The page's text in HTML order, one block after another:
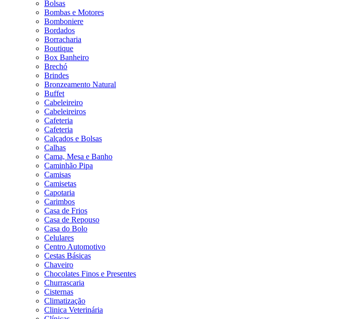
Bolsas
Bombas e Motores
Bomboniere
Bordados
Borracharia
Boutique
Box Banheiro
Brechó
Brindes
Bronzeamento Natural
Buffet
Cabeleireiro
Cabeleireiros
Cafeteria
Cafeteria
Calçados e Bolsas
Calhas
Cama, Mesa e Banho
Caminhão Pipa
Camisas
Camisetas
Capotaria
Carimbos
Casa de Frios
Casa de Repouso
Casa do Bolo
Celulares
Centro Automotivo
Cestas Básicas
Chaveiro
Chocolates Finos e Presentes
Churrascaria
Cisternas
Climatização
Clinica Veterinária